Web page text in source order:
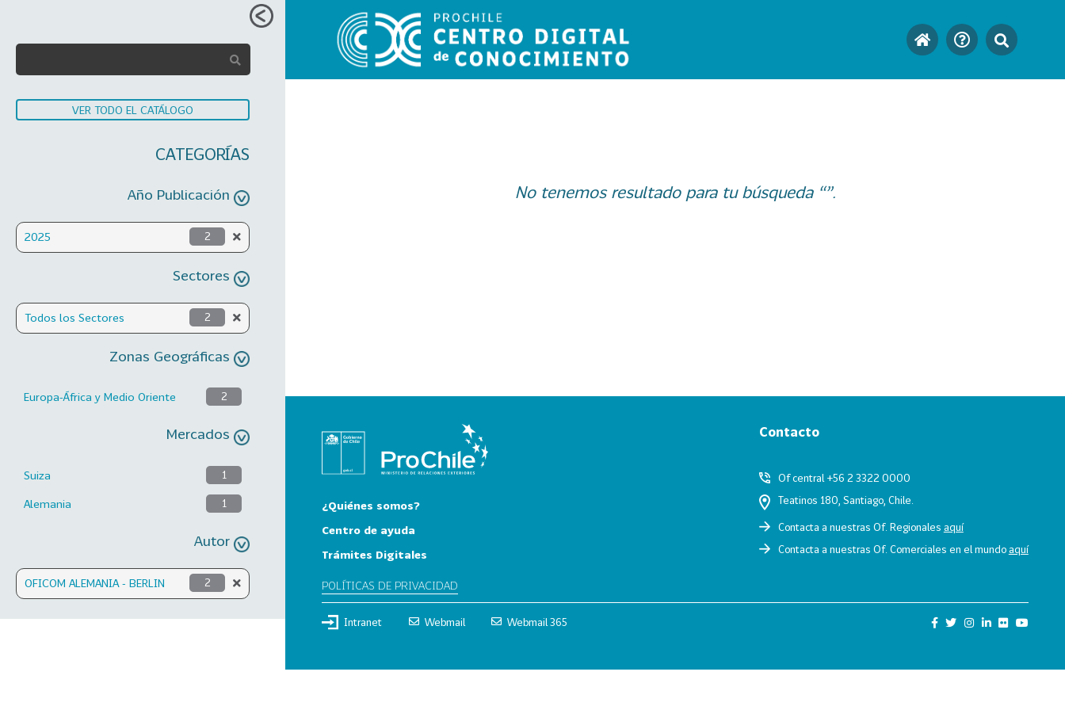
VER TODO EL CATÁLOGO
CATEGORÍAS
Año Publicación
2025 2
Sectores
Todos los Sectores 2
Zonas Geográficas
Europa-África y Medio Oriente 2
Mercados
Suiza 1
Alemania 1
Autor
OFICOM ALEMANIA - BERLIN 2
No tenemos resultado para tu búsqueda “”.
¿Quiénes somos?
Centro de ayuda
Trámites Digitales
POLÍTICAS DE PRIVACIDAD
Contacto
Of central +56 2 3322 0000
Teatinos 180, Santiago, Chile.
Contacta a nuestras Of. Regionales aquí
Contacta a nuestras Of. Comerciales en el mundoaquí
Intranet Webmail Webmail 365